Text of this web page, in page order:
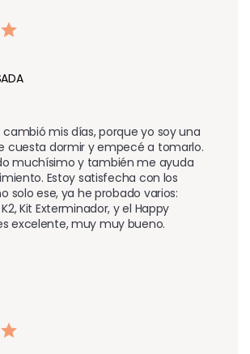
mis días, porque yo soy una
cuesta dormir y empecé a tomarlo.
muchísimo y también me ayuda
Estoy satisfecha con los
solo ese, ya he probado varios:
Kit Exterminador, y el Happy
excelente, muy muy bueno.